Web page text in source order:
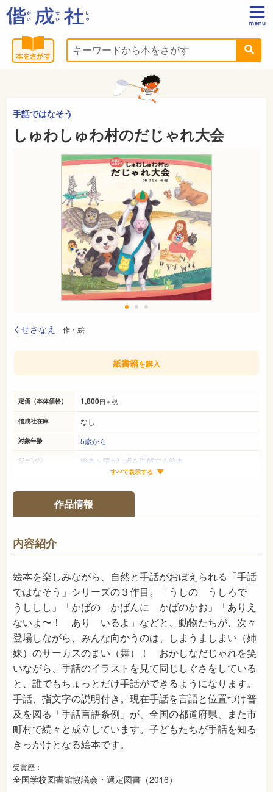
手話ではなそう
しゅわしゅわ村のだじゃれ大会
くせさなえ 作・絵
定価（本体価格） 1,800円＋税
偕成社在庫 なし
対象年齢 5歳から
ジャンル 絵本 > 障がい者を理解する絵本
40ページ
ISBN 978-4-03-332630-6
NDC
発売日 2015年9月
すべて表示する
紙書籍を購入
作品情報
内容紹介
絵本を楽しみながら、自然と手話がおぼえられる「手話
ではなそう」シリーズの３作目。「うしの うしろで
うししし」「かばの かばんに かばのかお」「ありえ
ないよ〜！ あり いるよ」などと、動物たちが、次々
登場しながら、みんな向かうのは、しまうましまい（姉
妹）のサーカスのまい（舞）！ おかしなだじゃれを笑
いながら、手話のイラストを見て同じしぐさをしている
と、誰でもちょっとだけ手話ができるようになります。
手話、指文字の説明付き。現在手話を言語と位置づけ普
及を図る「手話言語条例」が、全国の都道府県、また市
町村で続々と成立しています。子どもたちが手話を知る
きっかけとなる絵本です。
受賞歴：
全国学校図書館協議会・選定図書（2016）